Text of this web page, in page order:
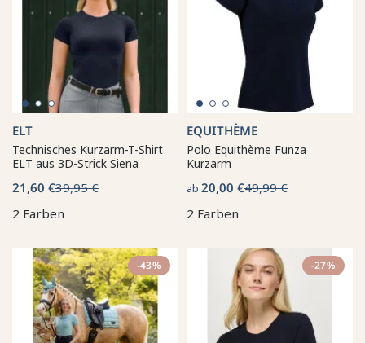
ELT
Technisches Kurzarm-T-Shirt
ELT aus 3D-Strick Siena
21,60 €39,95 €
2 Farben
EQUITHÈME
Polo Equithème Funza
Kurzarm
ab 20,00 €49,99 €
2 Farben
-43% -27%